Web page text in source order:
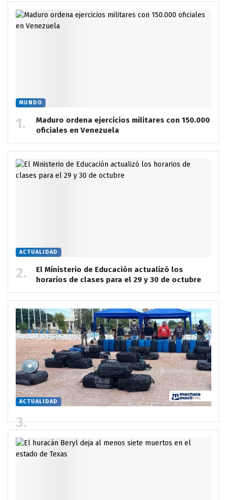
MUNDO
Maduro ordena ejercicios militares con 150.000
oficiales en Venezuela
ACTUALIDAD
El Ministerio de Educación actualizó los
horarios de clases para el 29 y 30 de octubre
ACTUALIDAD